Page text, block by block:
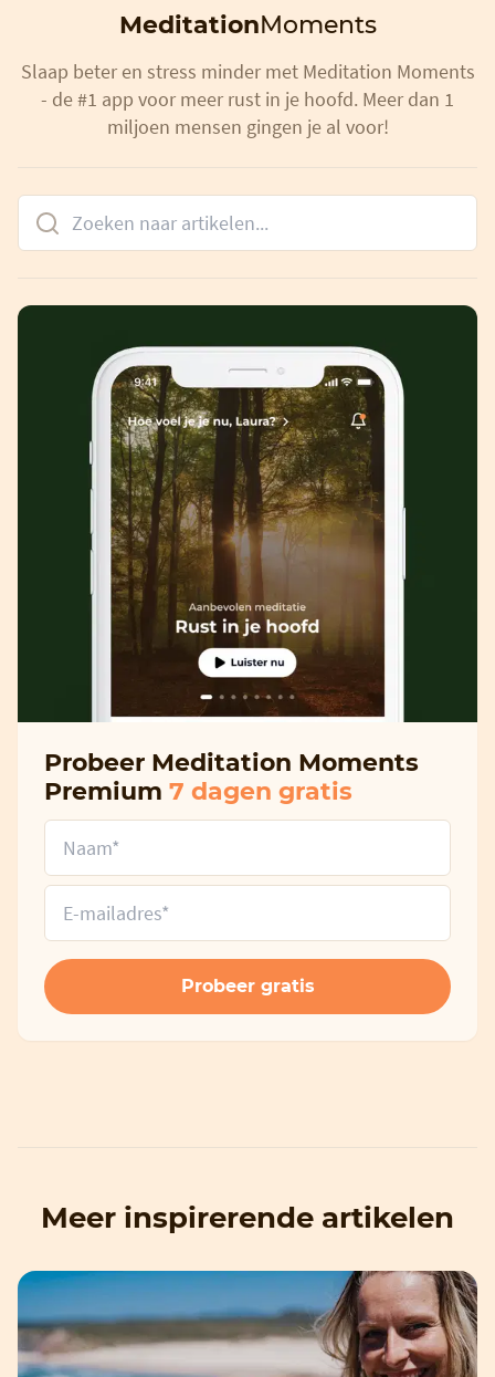
MeditationMoments
Slaap beter en stress minder met Meditation Moments
- de #1 app voor meer rust in je hoofd. Meer dan 1
miljoen mensen gingen je al voor!
Probeer Meditation Moments
Premium 7 dagen gratis
Meer inspirerende artikelen